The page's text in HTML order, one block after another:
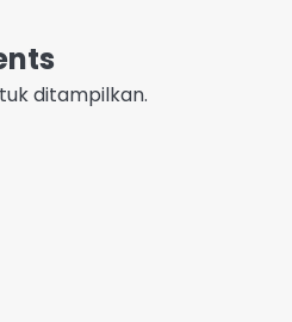
ditampilkan.